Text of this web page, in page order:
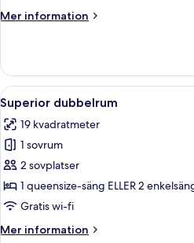
innergården
Mer information
Mer
-
utsikt
mot
innergården
Öppna
alla
foton
för
Superior
dubbelrum
10
Superior dubbelrum
19 kvadratmeter
1 sovrum
2 sovplatser
1 queensize-säng ELLER 2
Gratis wi-fi
Mer information
Mer